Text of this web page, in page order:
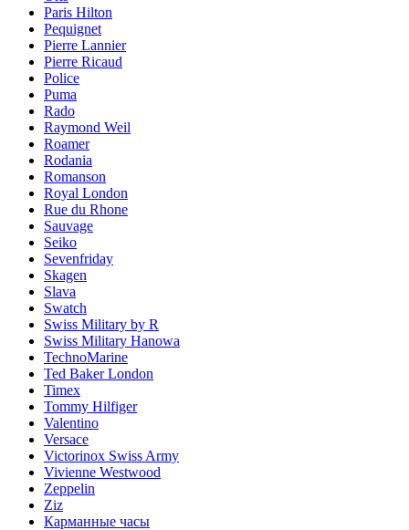
Paris Hilton
Pequignet
Pierre Lannier
Pierre Ricaud
Police
Puma
Rado
Raymond Weil
Roamer
Rodania
Romanson
Royal London
Rue du Rhone
Sauvage
Seiko
Sevenfriday
Skagen
Slava
Swatch
Swiss Military by R
Swiss Military Hanowa
TechnoMarine
Ted Baker London
Timex
Tommy Hilfiger
Valentino
Versace
Victorinox Swiss Army
Vivienne Westwood
Zeppelin
Ziz
Карманные часы